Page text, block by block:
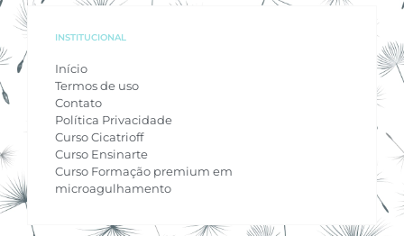
INSTITUCIONAL
Início
Termos de uso
Contato
Política Privacidade
Curso Cicatrioff
Curso Ensinarte
Curso Formação premium em
microagulhamento